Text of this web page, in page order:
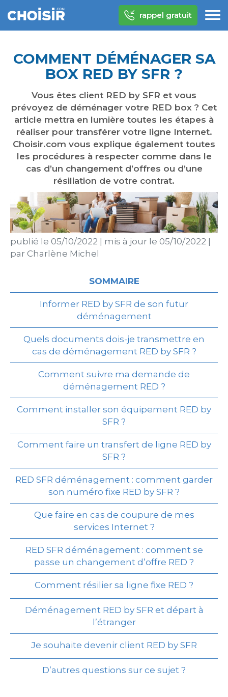
rappel gratuit
COMMENT DÉMÉNAGER SA
BOX RED BY SFR ?
Vous êtes client RED by SFR et vous
prévoyez de déménager votre RED box ? Cet
article mettra en lumière toutes les étapes à
réaliser pour transférer votre ligne Internet.
Choisir.com vous explique également toutes
les procédures à respecter comme dans le
cas d’un changement d’offres ou d’une
résiliation de votre contrat.
publié le 05/10/2022 mis à jour le 05/10/2022
par Charlène Michel
SOMMAIRE
Informer RED by SFR de son futur
déménagement
Quels documents dois-je transmettre en
cas de déménagement RED by SFR ?
Comment suivre ma demande de
déménagement RED ?
Comment installer son équipement RED by
SFR ?
Comment faire un transfert de ligne RED by
SFR ?
RED SFR déménagement : comment garder
son numéro fixe RED by SFR ?
Que faire en cas de coupure de mes
services Internet ?
RED SFR déménagement : comment se
passe un changement d’offre RED ?
Comment résilier sa ligne fixe RED ?
Déménagement RED by SFR et départ à
l’étranger
Je souhaite devenir client RED by SFR
D’autres questions sur ce sujet ?